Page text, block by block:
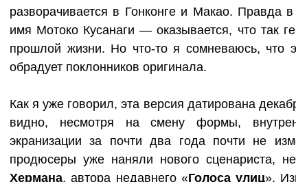
разворачивается в Гонконге и Макао. Правда в
имя Мотоко Кусанаги — оказывается, что так
прошлой жизни. Но что-то я сомневаюсь, что
обрадует поклонников оригинала.
Как я уже говорил, эта версия датирована
видно, несмотря на смену формы,
экранизации за почти два года почти не
продюсеры уже наняли нового сценариста,
Хермана, автора недавнего «Голоса улиц».